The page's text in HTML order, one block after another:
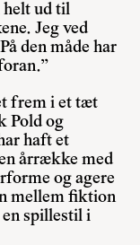
helt ud til
Jeg ved
den måde har
frem i et tæt
Pold og
haft et
årrække med
og agere
mellem fiktion
spillestil i